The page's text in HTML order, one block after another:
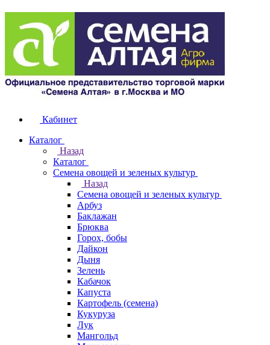
Кабинет
Каталог
Назад
Каталог
Семена овощей и зеленых культур
Назад
Семена овощей и зеленых культур
Арбуз
Баклажан
Брюква
Горох, бобы
Дайкон
Дыня
Зелень
Кабачок
Капуста
Картофель (семена)
Кукуруза
Лук
Мангольд